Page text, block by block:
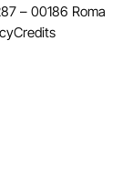
– 00186 Roma
Credits